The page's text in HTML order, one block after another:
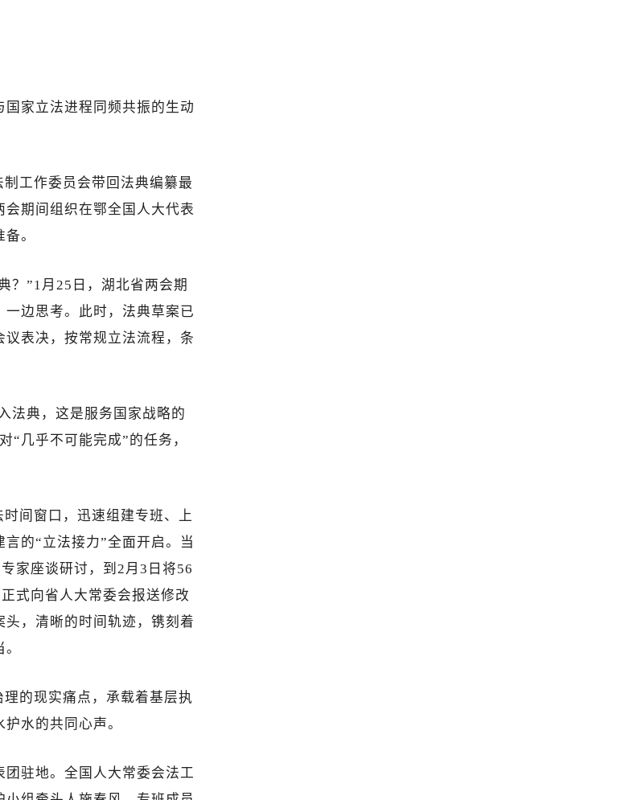
家立法进程同频共振的生动
工作委员会带回法典编纂最
期间组织在鄂全国人大代表
。
？”1月25日，湖北省两会期
边思考。此时，法典草案已
表决，按常规立法流程，条
法典，这是服务国家战略的
“几乎不可能完成”的任务，
间窗口，迅速组建专班、上
的“立法接力”全面开启。当
家座谈研讨，到2月3日将56
式向省人大常委会报送修改
，清晰的时间轨迹，镌刻着
的现实痛点，承载着基层执
水的共同心声。
驻地。全国人大常委会法工